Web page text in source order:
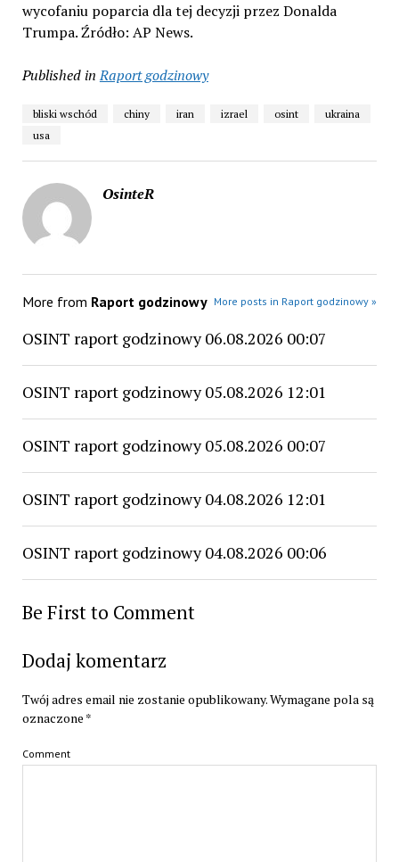
wycofaniu poparcia dla tej decyzji przez Donalda
Trumpa. Źródło: AP News.
Published in Raport godzinowy
bliski wschód chiny iran izrael osint
ukraina
usa
OsinteR
More from Raport godzinowy More posts in Raport godzinowy »
OSINT raport godzinowy 06.08.2026 00:07
OSINT raport godzinowy 05.08.2026 12:01
OSINT raport godzinowy 05.08.2026 00:07
OSINT raport godzinowy 04.08.2026 12:01
OSINT raport godzinowy 04.08.2026 00:06
Be First to Comment
Dodaj komentarz
Twój adres email nie zostanie opublikowany.Wymagane pola są
oznaczone *
Comment